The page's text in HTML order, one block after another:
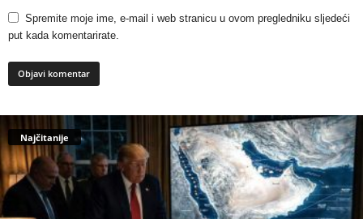
Spremite moje ime, e-mail i web stranicu u ovom pregledniku sljedeći
put kada komentarirate.
Najčitanije